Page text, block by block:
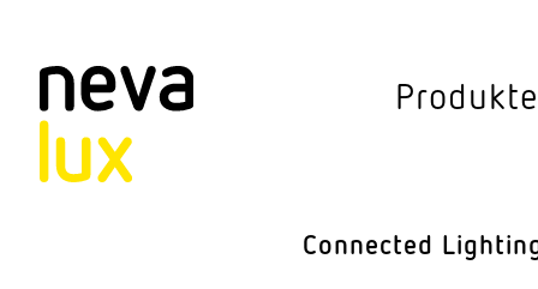
Produkte
Connected